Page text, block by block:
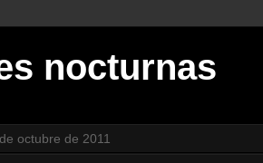
nocturnas
octubre de 2011